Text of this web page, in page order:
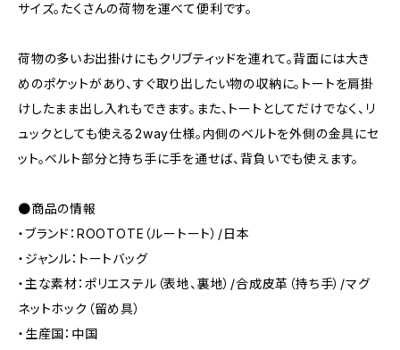
サイズ。たくさんの荷物を運べて便利です。
荷物の多いお出掛けにもクリブティッドを連れて。背面には大き
めのポケットがあり、すぐ取り出したい物の収納に。トートを肩掛
けしたまま出し入れもできます。また、トートとしてだけでなく、リ
ュックとしても使える2way仕様。内側のベルトを外側の金具にセ
ット。ベルト部分と持ち手に手を通せば、背負いでも使えます。
●商品の情報
・ブランド：ROOTOTE（ルートート）/日本
・ジャンル：トートバッグ
・主な素材：ポリエステル（表地、裏地）/合成皮革（持ち手）/マグ
ネットホック（留め具）
・生産国：中国